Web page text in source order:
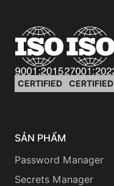
CERTIFIED CERTIFIED
SẢN PHẨM
Password Manager
Secrets Manager